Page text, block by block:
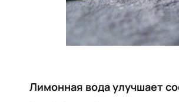
Лимонная вода улучшает